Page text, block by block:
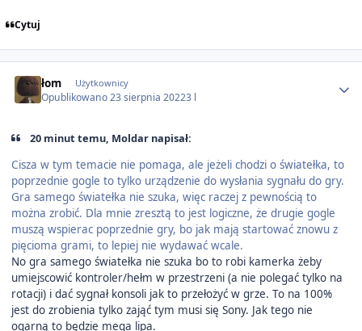
Cytuj
łom Użytkownicy
Opublikowano23 sierpnia 20223 l
20 minut temu, Moldar napisał:
Cisza w tym temacie nie pomaga, ale jeżeli chodzi o światełka, to
poprzednie gogle to tylko urządzenie do wysłania sygnału do gry.
Gra samego światełka nie szuka, więc raczej z pewnością to
można zrobić. Dla mnie zresztą to jest logiczne, że drugie gogle
muszą wspierac poprzednie gry, bo jak mają startować znowu z
pięcioma grami, to lepiej nie wydawać wcale.
No gra samego światełka nie szuka bo to robi kamerka żeby
umiejscowić kontroler/hełm w przestrzeni (a nie polegać tylko na
rotacji) i dać sygnał konsoli jak to przełożyć w grze. To na 100%
jest do zrobienia tylko zająć tym musi się Sony. Jak tego nie
ogarną to będzie mega lipa.